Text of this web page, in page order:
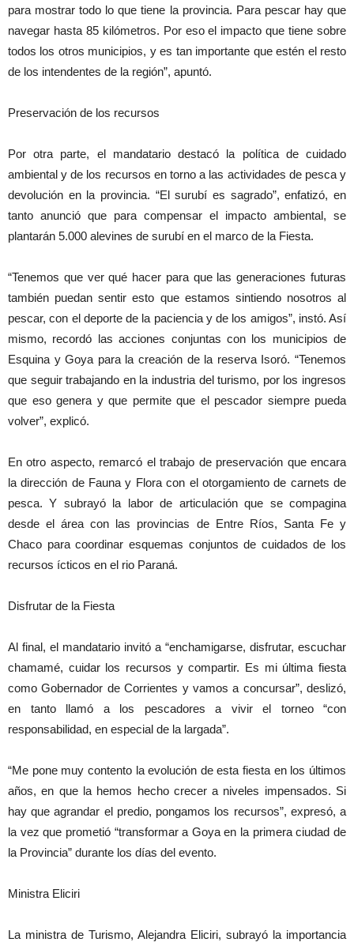
para mostrar todo lo que tiene la provincia. Para pescar hay que
navegar hasta 85 kilómetros. Por eso el impacto que tiene sobre
todos los otros municipios, y es tan importante que estén el resto
de los intendentes de la región”, apuntó.
Preservación de los recursos
Por otra parte, el mandatario destacó la política de cuidado
ambiental y de los recursos en torno a las actividades de pesca y
devolución en la provincia. “El surubí es sagrado”, enfatizó, en
tanto anunció que para compensar el impacto ambiental, se
plantarán 5.000 alevines de surubí en el marco de la Fiesta.
“Tenemos que ver qué hacer para que las generaciones futuras
también puedan sentir esto que estamos sintiendo nosotros al
pescar, con el deporte de la paciencia y de los amigos”, instó. Así
mismo, recordó las acciones conjuntas con los municipios de
Esquina y Goya para la creación de la reserva Isoró. “Tenemos
que seguir trabajando en la industria del turismo, por los ingresos
que eso genera y que permite que el pescador siempre pueda
volver”, explicó.
En otro aspecto, remarcó el trabajo de preservación que encara
la dirección de Fauna y Flora con el otorgamiento de carnets de
pesca. Y subrayó la labor de articulación que se compagina
desde el área con las provincias de Entre Ríos, Santa Fe y
Chaco para coordinar esquemas conjuntos de cuidados de los
recursos ícticos en el rio Paraná.
Disfrutar de la Fiesta
Al final, el mandatario invitó a “enchamigarse, disfrutar, escuchar
chamamé, cuidar los recursos y compartir. Es mi última fiesta
como Gobernador de Corrientes y vamos a concursar”, deslizó,
en tanto llamó a los pescadores a vivir el torneo “con
responsabilidad, en especial de la largada”.
“Me pone muy contento la evolución de esta fiesta en los últimos
años, en que la hemos hecho crecer a niveles impensados. Si
hay que agrandar el predio, pongamos los recursos”, expresó, a
la vez que prometió “transformar a Goya en la primera ciudad de
la Provincia” durante los días del evento.
Ministra Eliciri
La ministra de Turismo, Alejandra Eliciri, subrayó la importancia